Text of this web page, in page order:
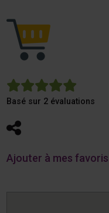
5
Basé sur 2 évaluations
Partager
Ajouter à mes favoris